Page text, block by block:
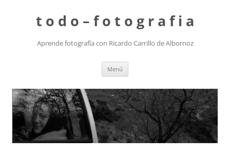
t o d o – f o t o g r a f i a
Aprende fotografía con Ricardo Carrillo de Albornoz
Menú